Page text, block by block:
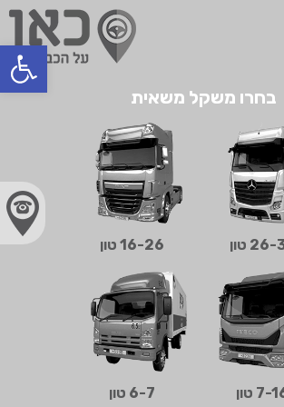
Open toolbar
משאית
למשאיות
בחרו משקל משאית
32 טון 16-26 טון
16 טון 6-7 טון